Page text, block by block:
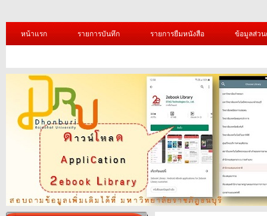
หน้าแรก รายการบันทึก รายการยืมหนังสือ ข้อมูลส่ว